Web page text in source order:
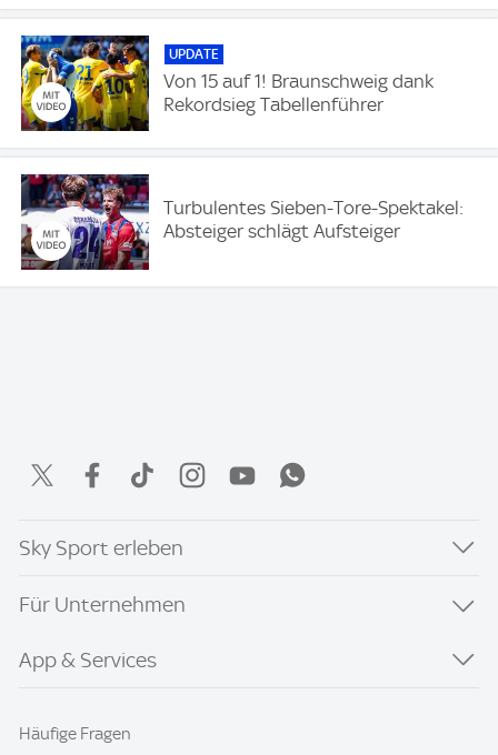
UPDATE
Von 15 auf 1! Braunschweig dank
Rekordsieg Tabellenführer
Turbulentes Sieben-Tore-Spektakel:
Absteiger schlägt Aufsteiger
Sky Sport erleben
Für Unternehmen
App & Services
Häufige Fragen